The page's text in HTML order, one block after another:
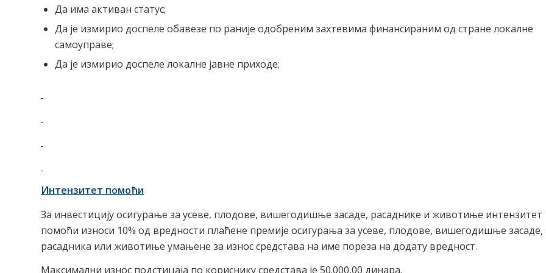
Да има активан статус;
Да је измирио доспеле обавезе по раније одобреним захтевима финансираним од стране локалне
самоуправе;
Да је измирио доспеле локалне јавне приходе;
Интензитет помоћи
За инвестицију осигурање за усеве, плодове, вишегодишње засаде, расаднике и животиње интензитет
помоћи износи 10% од вредности плаћене премије осигурања за усеве, плодове, вишегодишње засаде,
расадника или животиње умањене за износ средстава на име пореза на додату вредност.
Максимални износ подстицаја по кориснику средстава је 50.000,00 динара.